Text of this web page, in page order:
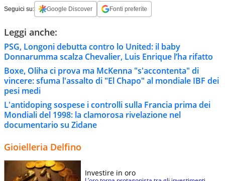
Seguici su: Google Discover Fonti preferite
Leggi anche:
PSG, Longoni debutta contro lo United: il baby
Donnarumma scalza Chevalier, Luis Enrique l’ha rifatto
Boxe, Oliha ci prova ma McKenna "s'accontenta" di
vincere: sfuma l'assalto di "El Chapo" al mondiale IBF dei
pesi medi
L'antidoping sospese i controlli sulla Francia prima dei
Mondiali del 1998: la clamorosa rivelazione nel
documentario su Zidane
Gioielleria Delfino
Investire in oro